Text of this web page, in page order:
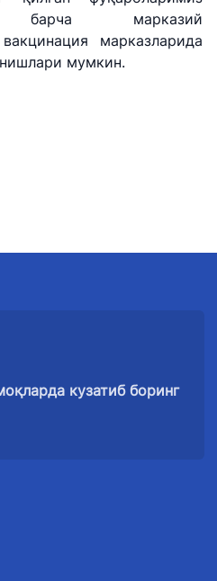
(71) 237-
+998 (55) 501-
47-09
барча марказий
марказларида
мумкин.
кузатиб боринг